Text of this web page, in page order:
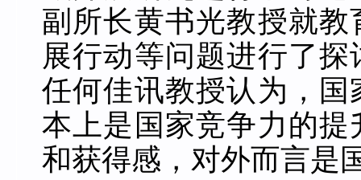
副所长黄书光教授就
展行动等问题进行了
任何佳讯教授认为，
本上是国家竞争力的
和获得感，对外而言是